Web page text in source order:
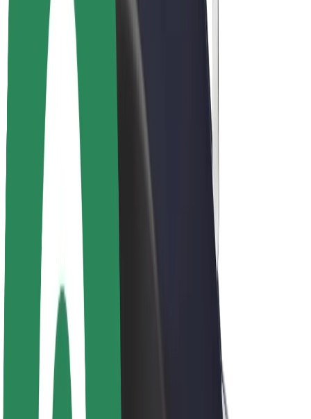
Flotas
Franquicias
Empresa
Trabajá con nosotros
Acerca de Bolt
Sostenibilidad en Bolt
Project Zero
Blog
Sala de prensa
Misión
Relación con inversores
Liderazgo
Marca
Medios
Fondo Urbano
Seguridad